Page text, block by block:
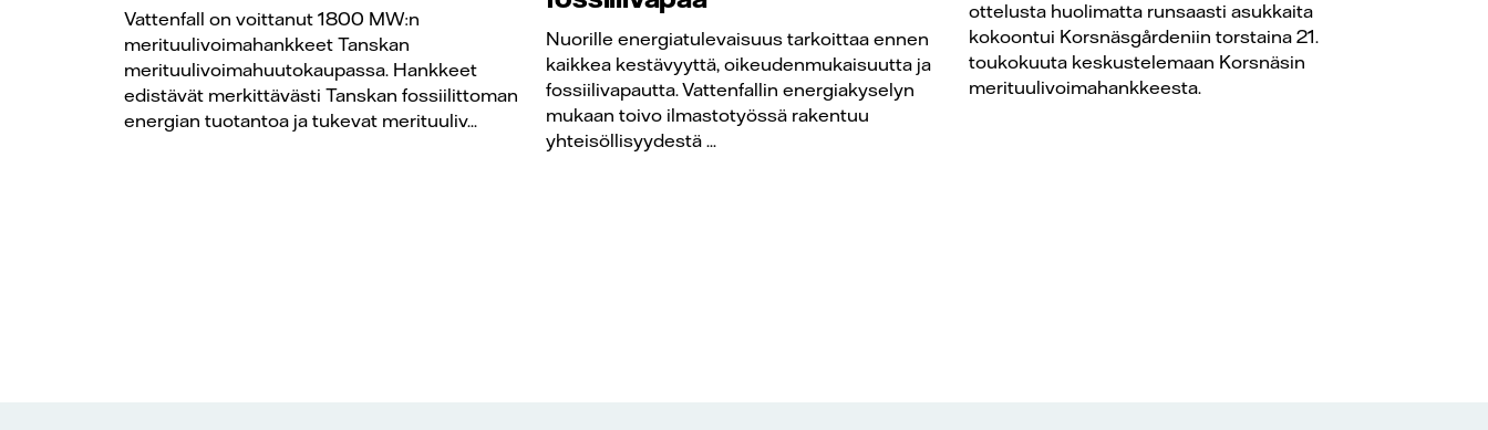
Vattenfall on voittanut 1800 MW:n
merituulivoimahankkeet Tanskan
merituulivoimahuutokaupassa. Hankkeet
edistävät merkittävästi Tanskan fossiilittoman
energian tuotantoa ja tukevat merituuliv...
Nuorille energiatulevaisuus tarkoittaa ennen
kaikkea kestävyyttä, oikeudenmukaisuutta ja
fossiilivapautta. Vattenfallin energiakyselyn
mukaan toivo ilmastotyössä rakentuu
yhteisöllisyydestä ...
ottelusta huolimatta runsaasti asukkaita
kokoontui Korsnäsgårdeniin torstaina 21.
toukokuuta keskustelemaan Korsnäsin
merituulivoimahankkeesta.